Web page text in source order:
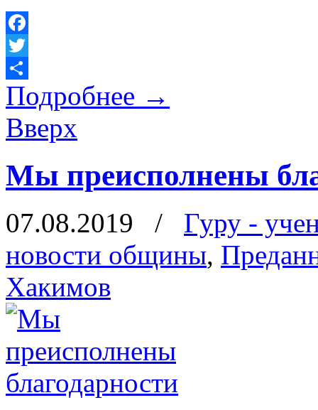
Facebook
Twitter
Отправить
Подробнее →
Вверх
Мы преисполнены
07.08.2019 /
Гуру -
новости общины,
Хакимов